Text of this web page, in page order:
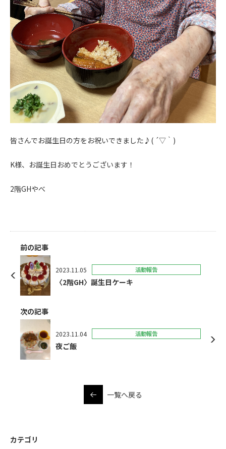
皆さんでお誕生日の方をお祝いできました♪( ´▽｀)
K様、お誕生日おめでとうございます！
2階GHやべ
前の記事
2023.11.05 活動報告
〈2階GH〉誕生日ケーキ
次の記事
2023.11.04 活動報告
夜ご飯
一覧へ戻る
カテゴリ